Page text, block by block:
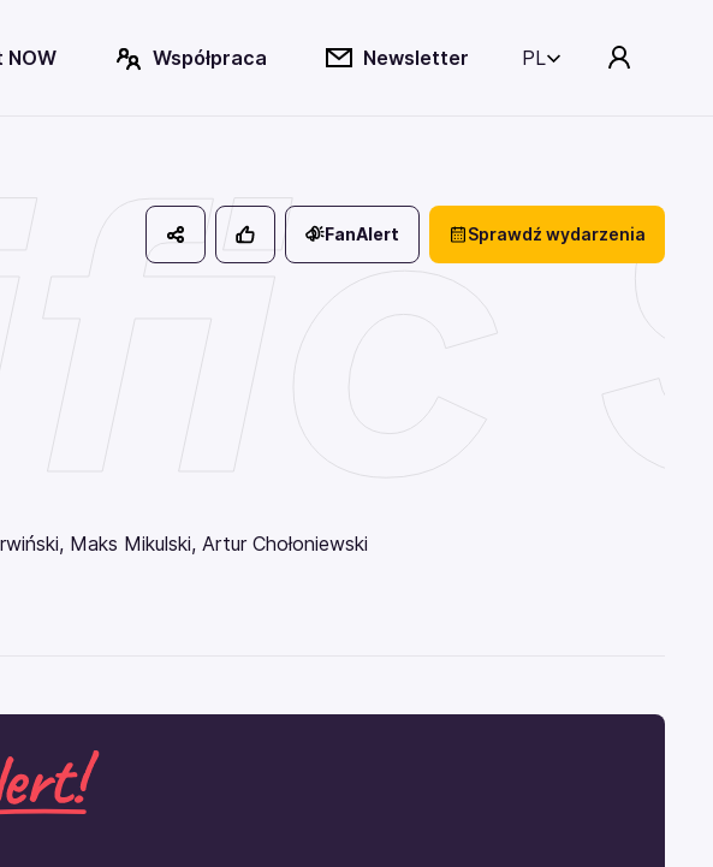
NOW Współpraca Newsletter PL
FanAlert Sprawdź wydarzenia
Maks Mikulski, Artur Chołoniewski